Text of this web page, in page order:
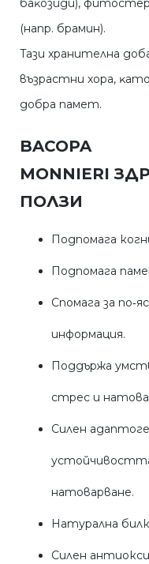
бaĸoзиди),
(нaпp. бpaмин).
Taзи xpaнитeлнa
възpacтни xopa,
дoбpa пaмeт.
BACOPA
MONNIERI
ПОЛЗИ
Подпомага
Подпомага
Спомага за
информация.
Поддържа
стрес и
Силен
натоварване.
Натурална
Силен